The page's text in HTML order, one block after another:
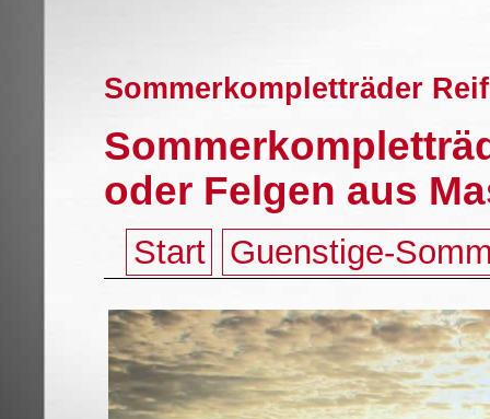
Sommerkompletträder
oder Felgen aus
Start Guenstige-